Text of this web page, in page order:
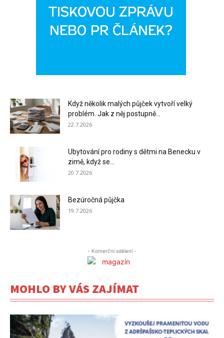
Když několik malých půjček vytvoří velký
problém. Jak z něj postupně...
22.7.2026
Ubytování pro rodiny s dětmi na Benecku v
zimě, když se...
20.7.2026
Bezúročná půjčka
19.7.2026
- Komerční sdělení -
MOHLO BY VÁS ZAJÍMAT